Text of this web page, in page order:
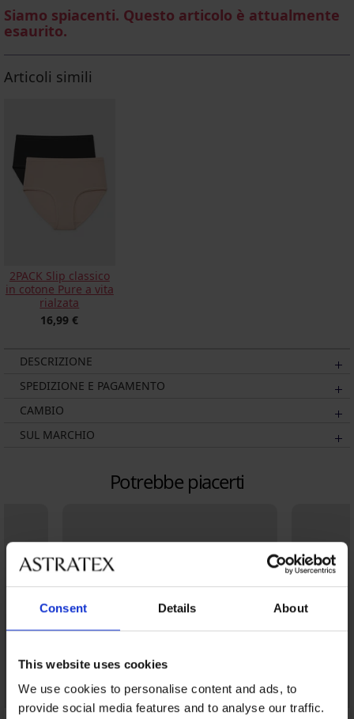
Consent Details About
This website uses cookies
We use cookies to personalise content and ads, to
provide social media features and to analyse our traffic.
Siamo spiacenti. Questo articolo è attualmente
esaurito.
Articoli simili
2PACK Slip classico
in cotone Pure a vita
rialzata
16,99 €
DESCRIZIONE
SPEDIZIONE E PAGAMENTO
CAMBIO
SUL MARCHIO
Potrebbe piacerti